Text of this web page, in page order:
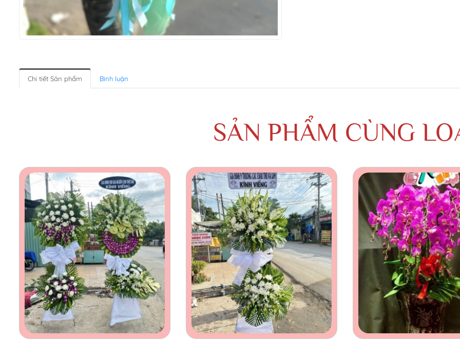
Chi tiết Sản phẩm Bình luận
SẢN PHẨM CÙNG